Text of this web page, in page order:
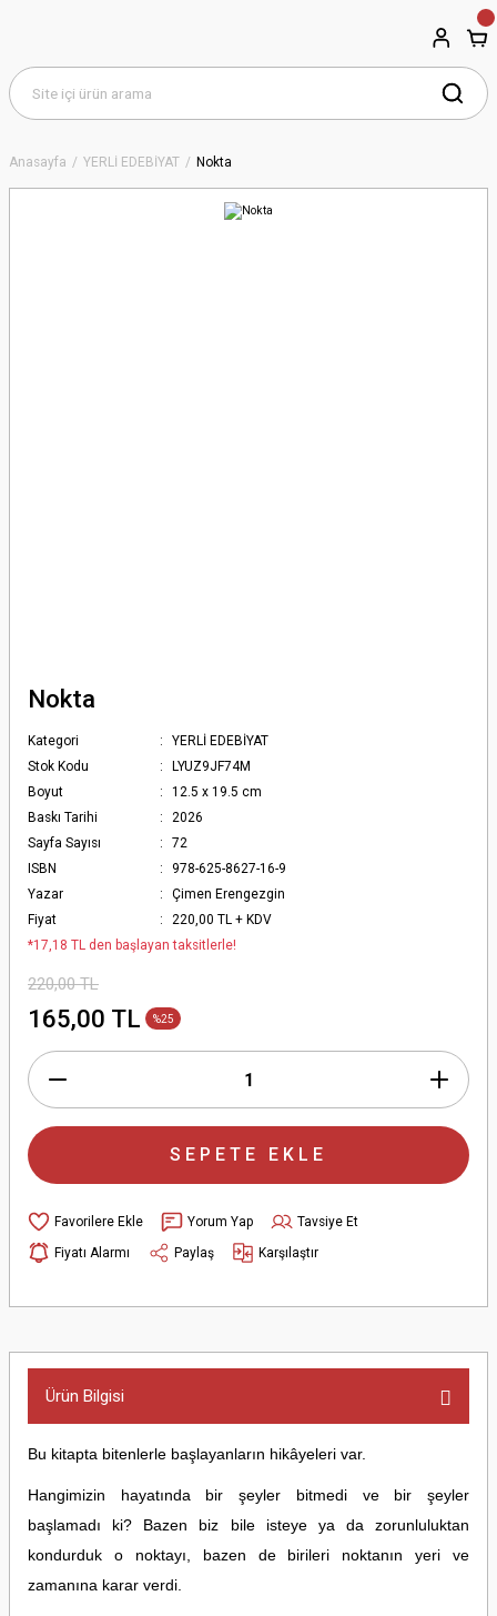
Anasayfa YERLİ EDEBİYAT Nokta
Nokta
Kategori
YERLİ EDEBİYAT
Stok Kodu
LYUZ9JF74M
Boyut
12.5 x 19.5 cm
Baskı Tarihi
2026
Sayfa Sayısı
72
ISBN
978-625-8627-16-9
Yazar
Çimen Erengezgin
Fiyat
220,00 TL + KDV
*17,18 TL den başlayan taksitlerle!
220,00 TL
165,00 TL %25
SEPETE EKLE
Yorum Yap
Tavsiye Et
Fiyatı Alarmı
Paylaş Karşılaştır
Ürün Bilgisi
Bu kitapta bitenlerle başlayanların hikâyeleri var.
Hangimizin hayatında bir şeyler bitmedi ve bir şeyler
başlamadı ki? Bazen biz bile isteye ya da zorunluluktan
kondurduk o noktayı, bazen de birileri noktanın yeri ve
zamanına karar verdi.